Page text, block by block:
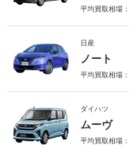
平均買取相場：
日産
ノート
平均買取相場：
ダイハツ
ムーヴ
平均買取相場：